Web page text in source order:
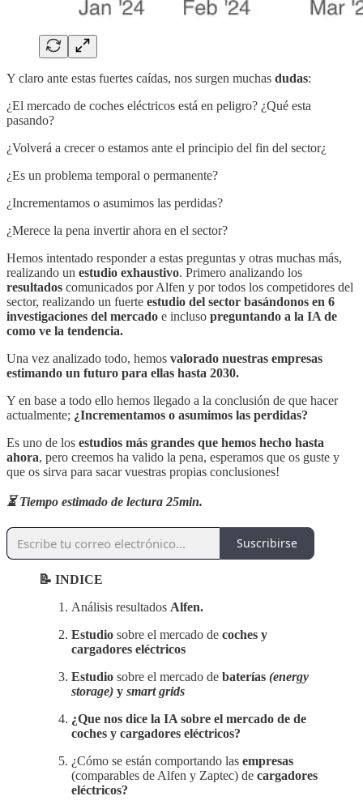
Y claro ante estas fuertes caídas, nos surgen muchas dudas:
¿El mercado de coches eléctricos está en peligro? ¿Qué esta
pasando?
¿Volverá a crecer o estamos ante el principio del fin del sector¿
¿Es un problema temporal o permanente?
¿Incrementamos o asumimos las perdidas?
¿Merece la pena invertir ahora en el sector?
Hemos intentado responder a estas preguntas y otras muchas más,
realizando un estudio exhaustivo. Primero analizando los
resultados comunicados por Alfen y por todos los competidores del
sector, realizando un fuerte estudio del sector basándonos en 6
investigaciones del mercado e incluso preguntando a la IA de
como ve la tendencia.
Una vez analizado todo, hemos valorado nuestras empresas
estimando un futuro para ellas hasta 2030.
Y en base a todo ello hemos llegado a la conclusión de que hacer
actualmente; ¿Incrementamos o asumimos las perdidas?
Es uno de los estudios más grandes que hemos hecho hasta
ahora, pero creemos ha valido la pena, esperamos que os guste y
que os sirva para sacar vuestras propias conclusiones!
⏳ Tiempo estimado de lectura 25min.
Suscribirse
📝 INDICE
Análisis resultados Alfen.
Estudio sobre el mercado de coches y
cargadores eléctricos
Estudio sobre el mercado de baterías (energy
storage) y smart grids
¿Que nos dice la IA sobre el mercado de de
coches y cargadores eléctricos?
¿Cómo se están comportando las empresas
(comparables de Alfen y Zaptec) de cargadores
eléctricos?